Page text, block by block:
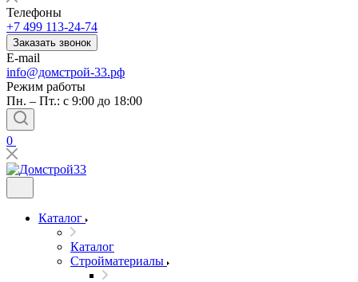
Телефоны
+7 499 113-24-74
Заказать звонок
E-mail
info@домстрой-33.рф
Режим работы
Пн. – Пт.: с 9:00 до 18:00
0
Каталог
Каталог
Стройматериалы